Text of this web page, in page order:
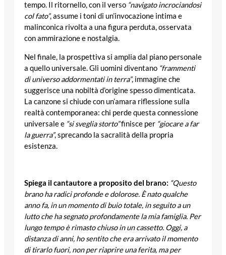
tempo. Il ritornello, con il verso “navigato incrociandosi
col fato”, assume i toni di un’invocazione intima e
malinconica rivolta a una figura perduta, osservata
con ammirazione e nostalgia.
Nel finale, la prospettiva si amplia dal piano personale
a quello universale. Gli uomini diventano “frammenti
di universo addormentati in terra”, immagine che
suggerisce una nobiltà d’origine spesso dimenticata.
La canzone si chiude con un’amara riflessione sulla
realtà contemporanea: chi perde questa connessione
universale e “si sveglia storto”finisce per “giocare a far
la guerra”, sprecando la sacralità della propria
esistenza.
Spiega il cantautore a proposito del brano: “Questo
brano ha radici profonde e dolorose. È nato qualche
anno fa, in un momento di buio totale, in seguito a un
lutto che ha segnato profondamente la mia famiglia. Per
lungo tempo è rimasto chiuso in un cassetto. Oggi, a
distanza di anni, ho sentito che era arrivato il momento
di tirarlo fuori, non per riaprire una ferita, ma per